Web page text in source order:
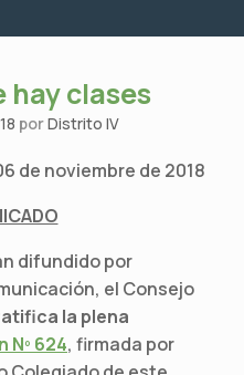
hay clases
porDistrito IV
de noviembre de 2018
difundido por
el Consejo
la plena
Nº 624, firmada por